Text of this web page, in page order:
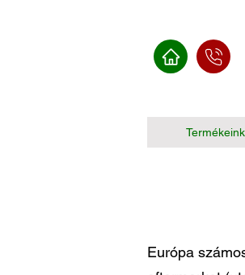
Termékeink
Európa